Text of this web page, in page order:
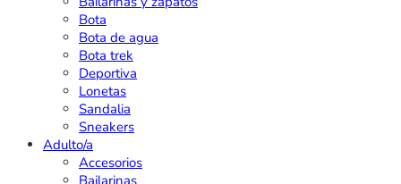
Bota
Bota de agua
Bota trek
Deportiva
Lonetas
Sandalia
Sneakers
Adulto/a
Accesorios